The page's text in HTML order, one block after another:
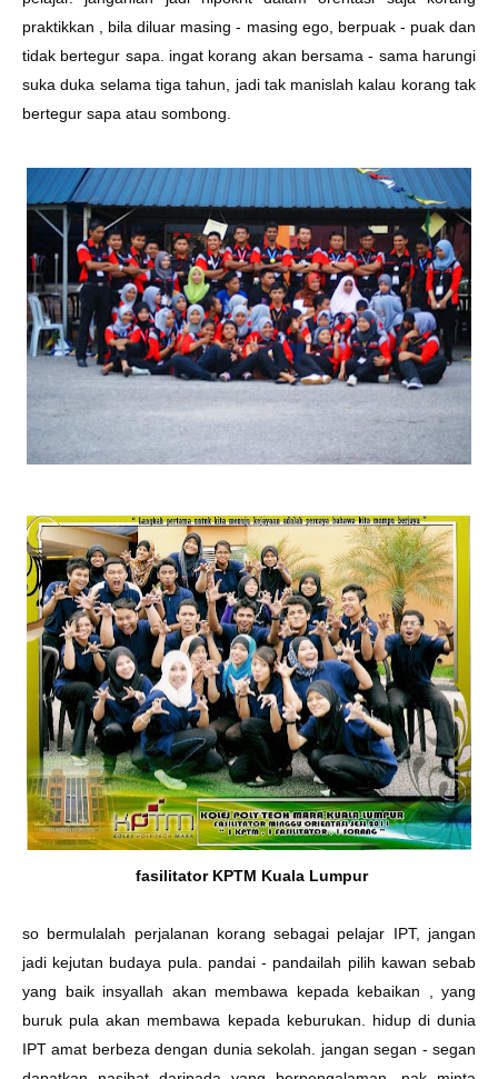
praktikkan , bila diluar masing - masing ego, berpuak - puak dan
tidak bertegur sapa. ingat korang akan bersama - sama harungi
suka duka selama tiga tahun, jadi tak manislah kalau korang tak
bertegur sapa atau sombong.
fasilitator KPTM Kuala Lumpur
so bermulalah perjalanan korang sebagai pelajar IPT, jangan
jadi kejutan budaya pula. pandai - pandailah pilih kawan sebab
yang baik insyallah akan membawa kepada kebaikan , yang
buruk pula akan membawa kepada keburukan. hidup di dunia
IPT amat berbeza dengan dunia sekolah. jangan segan - segan